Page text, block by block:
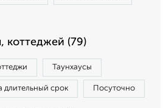
коттеджей (79)
Таунхаусы
длительный срок Посуточно